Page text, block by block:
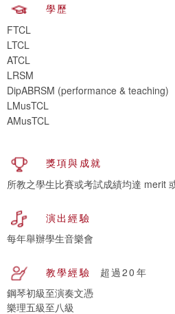
學歷
FTCL
LTCL
ATCL
LRSM
DipABRSM (performance & teaching)
LMusTCL
AMusTCL
獎項與成就
所教之學生比賽或考試成績均達 merit
演出經驗
每年舉辦學生音樂會
教學經驗
超過20年
鋼琴初級至演奏文憑
樂理五級至八級